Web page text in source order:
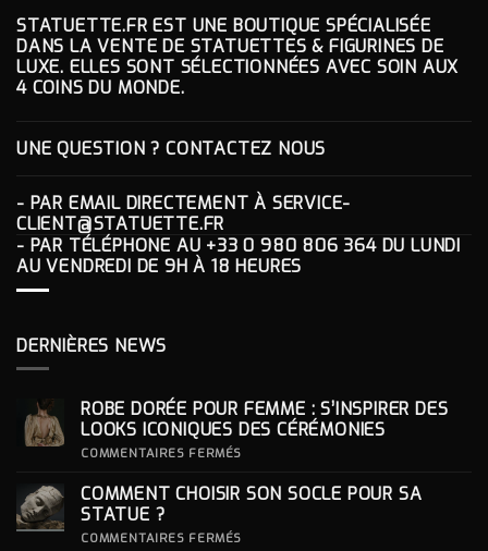
STATUETTE.FR EST UNE BOUTIQUE SPÉCIALISÉE
DANS LA VENTE DE STATUETTES & FIGURINES DE
LUXE. ELLES SONT SÉLECTIONNÉES AVEC SOIN AUX
4 COINS DU MONDE.
UNE QUESTION ? CONTACTEZ NOUS
- PAR EMAIL DIRECTEMENT À SERVICE-
CLIENT@STATUETTE.FR
- PAR TÉLÉPHONE AU +33 0 980 806 364DU LUNDI
AU VENDREDI DE 9H À 18 HEURES
DERNIÈRES NEWS
ROBE DORÉE POUR FEMME : S’INSPIRER DES
LOOKS ICONIQUES DES CÉRÉMONIES
COMMENTAIRES FERMÉS
POUR
COMMENT CHOISIR SON SOCLE POUR SA
STATUE ?
COMMENTAIRES FERMÉS